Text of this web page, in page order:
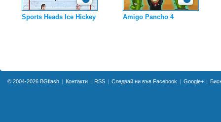
Sports Heads Ice Hickey Amigo Pancho 4
© 2004-2026 BGflash Контакти RSS Следвай ни във Facebook Google+